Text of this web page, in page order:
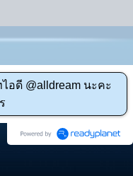
อดี @alldream นะคะ